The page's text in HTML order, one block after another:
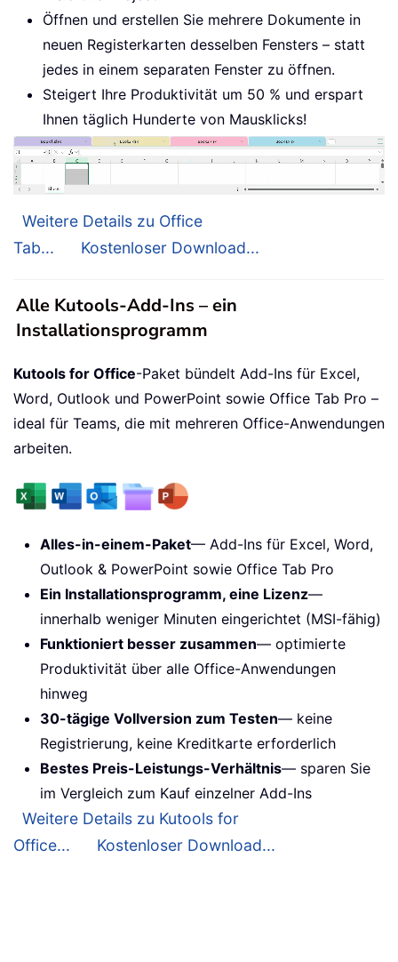
Öffnen und erstellen Sie mehrere Dokumente in
neuen Registerkarten desselben Fensters – statt
jedes in einem separaten Fenster zu öffnen.
Steigert Ihre Produktivität um 50 % und erspart
Ihnen täglich Hunderte von Mausklicks!
Weitere Details zu Office
Tab...
Kostenloser Download...
Alle Kutools-Add-Ins – ein
Installationsprogramm
Kutools for Office-Paket bündelt Add-Ins für Excel,
Word, Outlook und PowerPoint sowie Office Tab Pro –
ideal für Teams, die mit mehreren Office-Anwendungen
arbeiten.
Alles-in-einem-Paket— Add-Ins für Excel, Word,
Outlook & PowerPoint sowie Office Tab Pro
Ein Installationsprogramm, eine Lizenz—
innerhalb weniger Minuten eingerichtet (MSI-fähig)
Funktioniert besser zusammen— optimierte
Produktivität über alle Office-Anwendungen
hinweg
30-tägige Vollversion zum Testen— keine
Registrierung, keine Kreditkarte erforderlich
Bestes Preis-Leistungs-Verhältnis— sparen Sie
im Vergleich zum Kauf einzelner Add-Ins
Weitere Details zu Kutools for
Office...
Kostenloser Download...